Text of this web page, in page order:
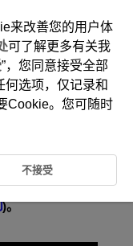
)。
来改善您的用户体
可了解更多有关我
”，您同意接受全部
何选项，仅记录和
Cookie。您可随时
不接受